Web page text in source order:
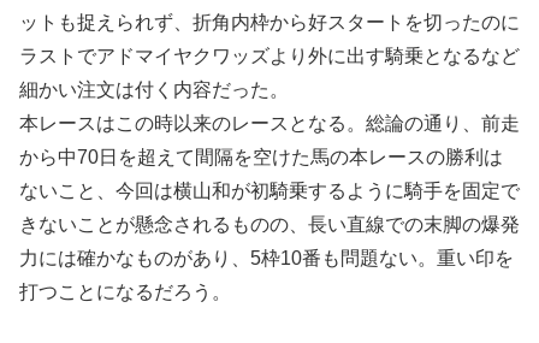
ットも捉えられず、折角内枠から好スタートを切ったのに
ラストでアドマイヤクワッズより外に出す騎乗となるなど
細かい注文は付く内容だった。
本レースはこの時以来のレースとなる。総論の通り、前走
から中70日を超えて間隔を空けた馬の本レースの勝利は
ないこと、今回は横山和が初騎乗するように騎手を固定で
きないことが懸念されるものの、長い直線での末脚の爆発
力には確かなものがあり、5枠10番も問題ない。重い印を
打つことになるだろう。